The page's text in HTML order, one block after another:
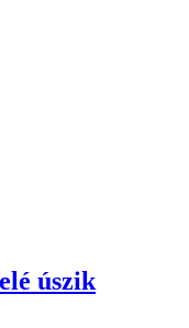
úszik